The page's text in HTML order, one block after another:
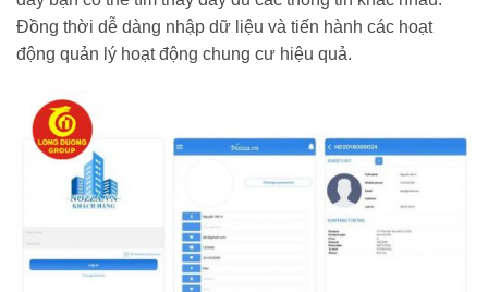
Đồng thời dễ dàng nhập dữ liệu và tiến hành các hoạt
động quản lý hoạt động chung cư hiệu quả.